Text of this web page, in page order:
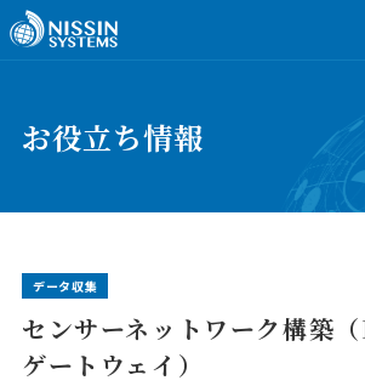
お役立ち情報
データ収集
センサーネットワーク構築
ゲートウェイ）